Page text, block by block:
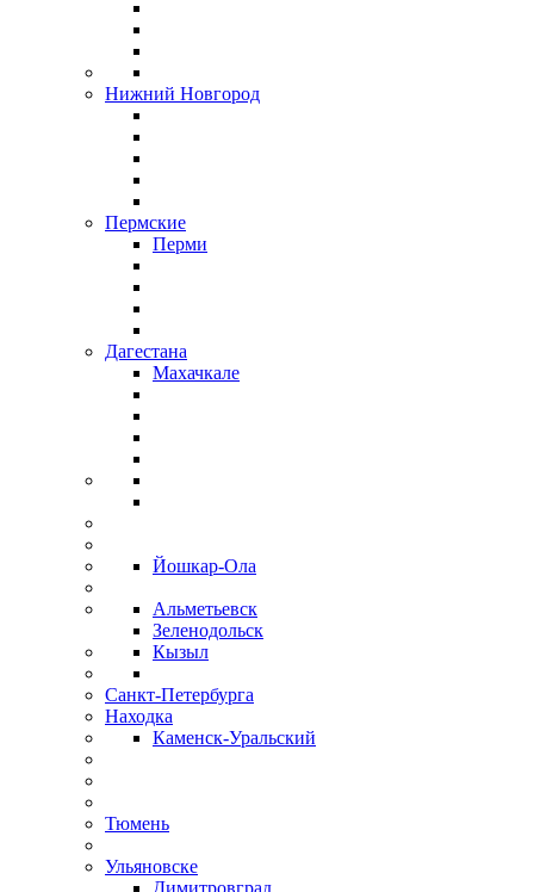
Нижний Новгород
Пермские
Перми
Дагестана
Махачкале
Йошкар-Ола
Альметьевск
Зеленодольск
Кызыл
Санкт-Петербурга
Находка
Каменск-Уральский
Тюмень
Ульяновске
Димитровград